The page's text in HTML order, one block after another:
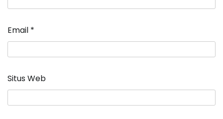
Email *
Situs Web